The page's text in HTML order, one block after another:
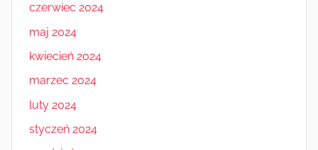
czerwiec 2024
maj 2024
kwiecień 2024
marzec 2024
luty 2024
styczeń 2024